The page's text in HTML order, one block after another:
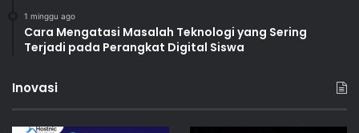
1 minggu ago
Cara Mengatasi Masalah Teknologi yang Sering
Terjadi pada Perangkat Digital Siswa
Inovasi